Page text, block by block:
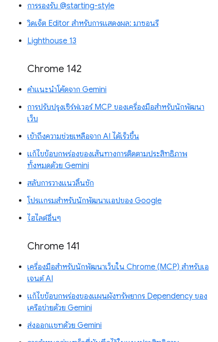
การรองรับ @starting-style
วิดเจ็ต Editor สำหรับการแสดงผล: มาซอนรี
Lighthouse 13
Chrome 142
คำแนะนำโค้ดจาก Gemini
การปรับปรุงเซิร์ฟเวอร์ MCP ของเครื่องมือสำหรับนักพัฒนา
เว็บ
เข้าถึงความช่วยเหลือจาก AI ได้เร็วขึ้น
แก้ไขข้อบกพร่องของเส้นทางการติดตามประสิทธิภาพ
ทั้งหมดด้วย Gemini
สลับการวางแนวลิ้นชัก
โปรแกรมสำหรับนักพัฒนาแอปของ Google
ไฮไลต์อื่นๆ
Chrome 141
เครื่องมือสำหรับนักพัฒนาเว็บใน Chrome (MCP) สำหรับเอ
เจนต์ AI
แก้ไขข้อบกพร่องของแผนผังทรัพยากร Dependency ของ
เครือข่ายด้วย Gemini
ส่งออกแชทด้วย Gemini